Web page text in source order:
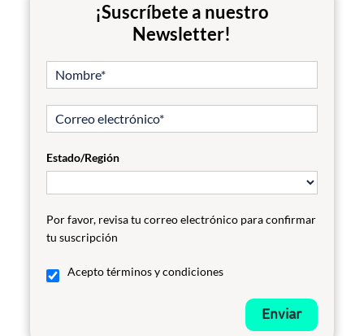
¡Suscríbete a nuestro
Newsletter!
Estado/Región
Por favor, revisa tu correo electrónico para confirmar
tu suscripción
Acepto términos y condiciones
Enviar